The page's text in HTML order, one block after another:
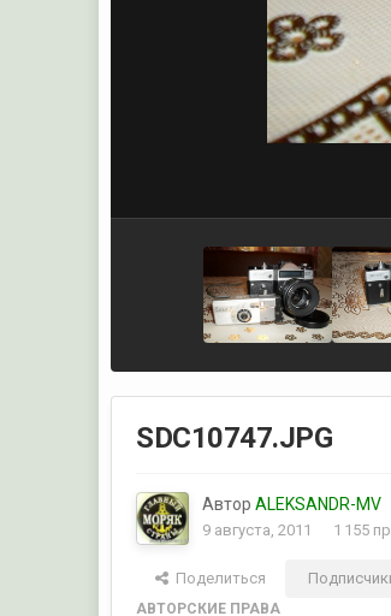
SDC10747.JPG
АвторALEKSANDR-MV
9 августа, 2011 1 155
Поделиться
АВТОРСКИЕ ПРАВА